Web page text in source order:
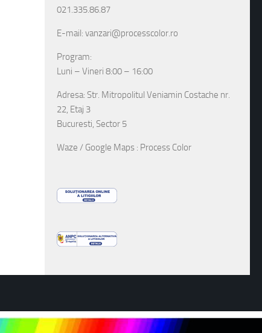
021.335.86.87
E-mail: vanzari@processcolor.ro
Program:
Luni – Vineri 8:00 – 16:00
Adresa: Str. Mitropolitul Veniamin Costache nr.
22, Etaj 3
Bucuresti, Sector 5
Waze / Google Maps : Process Color